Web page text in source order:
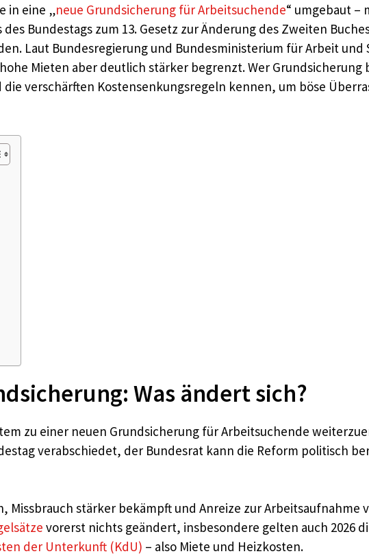
in eine „neue Grundsicherung für Arbeitsuchende“ umgebaut –
Bundestags zum 13. Gesetz zur Änderung des Zweiten
Laut Bundesregierung und Bundesministerium für Arbeit und
Mieten aber deutlich stärker begrenzt. Wer Grundsicherung
verschärften Kostensenkungsregeln kennen, um böse
Was ändert sich?
zu einer neuen Grundsicherung für Arbeitsuchende
verabschiedet, der Bundesrat kann die Reform politisch
Missbrauch stärker bekämpft und Anreize zur Arbeitsaufnahme
vorerst nichts geändert, insbesondere gelten auch 2026
der Unterkunft (KdU) – also Miete und Heizkosten.